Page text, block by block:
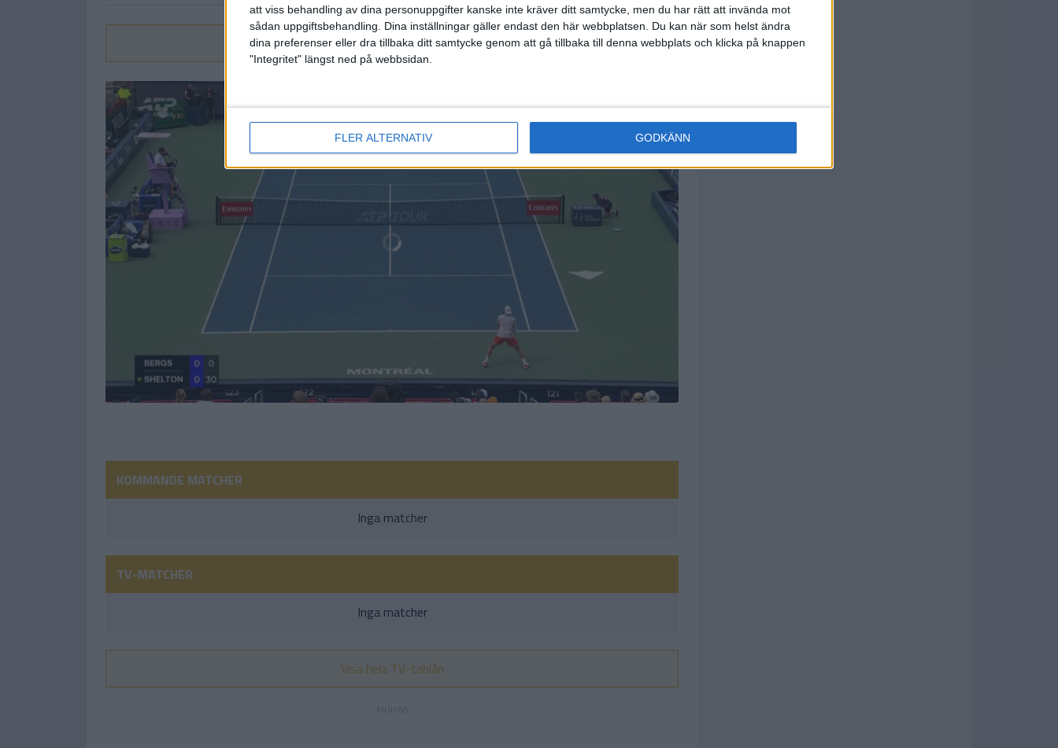
att viss behandling av dina personuppgifter kanske inte kräver ditt samtycke, men du har rätt att invända mot
sådan uppgiftsbehandling. Dina inställningar gäller endast den här webbplatsen. Du kan när som helst ändra
dina preferenser eller dra tillbaka ditt samtycke genom att gå tillbaka till denna webbplats och klicka på knappen
"Integritet" längst ned på webbsidan.
FLER ALTERNATIV GODKÄNN
Visa fler matcher
KOMMANDE MATCHER
Inga matcher
TV-MATCHER
Inga matcher
Visa hela TV-tablån